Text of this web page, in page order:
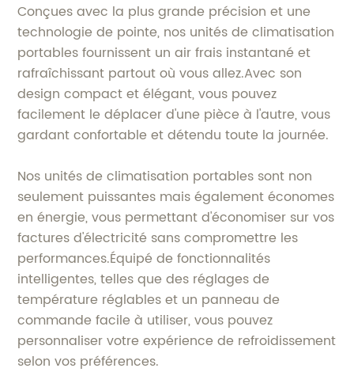
Conçues avec la plus grande précision et une
technologie de pointe, nos unités de climatisation
portables fournissent un air frais instantané et
rafraîchissant partout où vous allez.Avec son
design compact et élégant, vous pouvez
facilement le déplacer d'une pièce à l'autre, vous
gardant confortable et détendu toute la journée.
Nos unités de climatisation portables sont non
seulement puissantes mais également économes
en énergie, vous permettant d'économiser sur vos
factures d'électricité sans compromettre les
performances.Équipé de fonctionnalités
intelligentes, telles que des réglages de
température réglables et un panneau de
commande facile à utiliser, vous pouvez
personnaliser votre expérience de refroidissement
selon vos préférences.